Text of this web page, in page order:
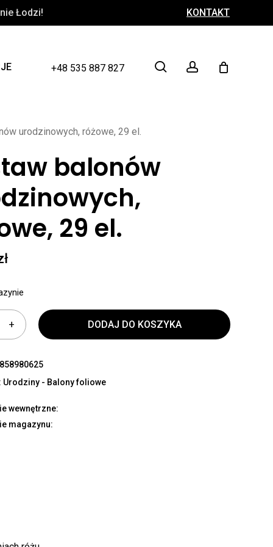
Łodzi! KONTAKT
+48 535 887 827 search account
Close
urodzinowych, różowe, 29 el.
balonów
29 el.
DODAJ DO KOSZYKA
Urodziny - Balony foliowe
wewnętrzne:
magazynu: